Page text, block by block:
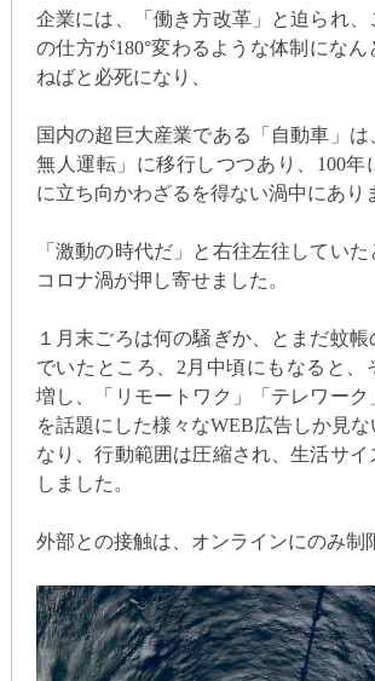
企業には、「働き方改革」と迫られ
の仕方が180°変わるような体制にな
ねばと必死になり、
国内の超巨大産業である「自動車」は
無人運転」に移行しつつあり、100年
に立ち向かわざるを得ない渦中にあり
「激動の時代だ」と右往左往してい
コロナ渦が押し寄せました。
１月末ごろは何の騒ぎか、とまだ蚊
でいたところ、2月中頃にもなると、
増し、「リモートワク」「テレワーク
を話題にした様々なWEB広告しか見な
なり、行動範囲は圧縮され、生活サ
しました。
外部との接触は、オンラインにのみ制